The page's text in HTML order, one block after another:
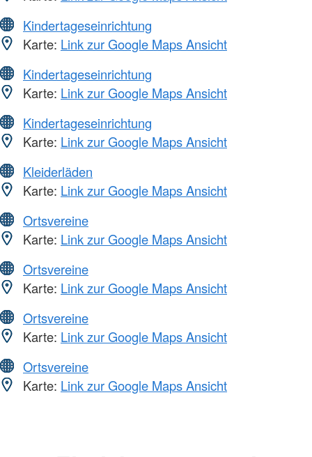
Kindertageseinrichtung
Karte: Link zur Google Maps Ansicht
Kindertageseinrichtung
Karte: Link zur Google Maps Ansicht
Kindertageseinrichtung
Karte: Link zur Google Maps Ansicht
Kleiderläden
Karte: Link zur Google Maps Ansicht
Ortsvereine
Karte: Link zur Google Maps Ansicht
Ortsvereine
Karte: Link zur Google Maps Ansicht
Ortsvereine
Karte: Link zur Google Maps Ansicht
Ortsvereine
Karte: Link zur Google Maps Ansicht